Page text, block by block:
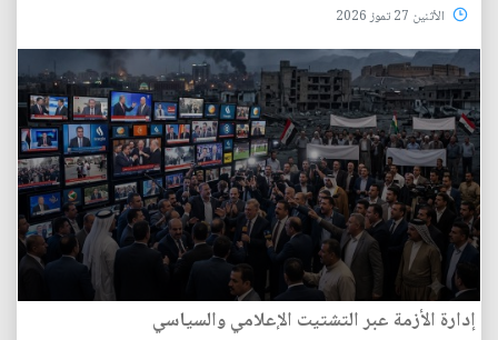
الأثنين 27 تموز 2026
إدارة الأزمة عبر التشتيت الإعلامي والسياسي